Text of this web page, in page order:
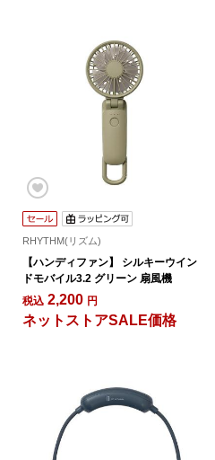
RHYTHM(リズム)
【ハンディファン】 シルキーウイン
ドモバイル3.2 グリーン 扇風機
税込 2,200 円
ネットストアSALE価格